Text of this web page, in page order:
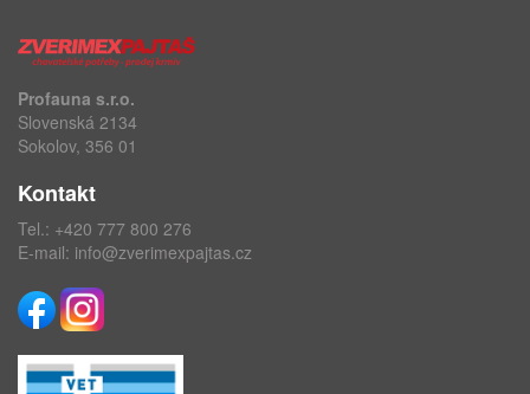
Profauna s.r.o.
Slovenská 2134
Sokolov, 356 01
Kontakt
Tel.: +420 777 800 276
E-mail: info@zverimexpajtas.cz